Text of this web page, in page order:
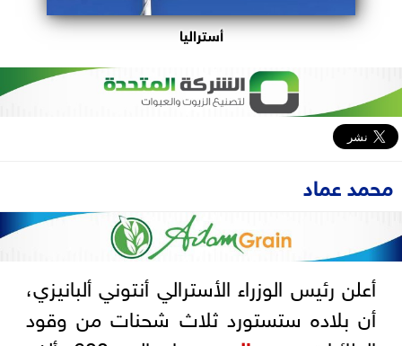
أستراليا
محمد عماد
أعلن رئيس الوزراء الأسترالي أنتوني ألبانيزي،
أن بلاده ستستورد ثلاث شحنات من وقود